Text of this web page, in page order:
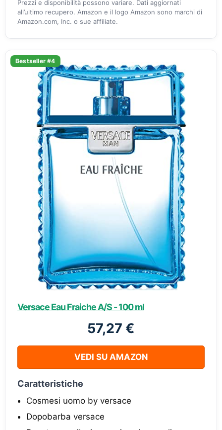
Prezzi e disponibilità possono variare. Dati aggiornati
all’ultimo recupero. Amazon e il logo Amazon sono marchi di
Amazon.com, Inc. o sue affiliate.
Bestseller #4
Versace Eau Fraiche A/S - 100 ml
57,27 €
VEDI SU AMAZON
Caratteristiche
Cosmesi uomo by versace
Dopobarba versace